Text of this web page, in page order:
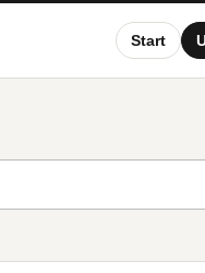
Start